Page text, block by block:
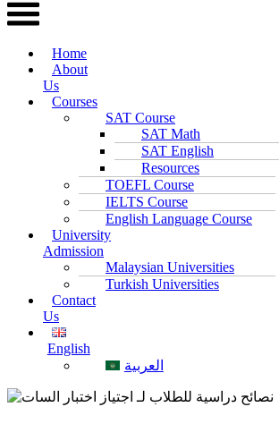
Home
About
Us
Courses
SAT Course
SAT Math
SAT English
Resources
TOEFL Course
IELTS Course
English Language Course
University
Admission
Malaysian Universities
Turkish Universities
Contact
Us
English
العربية